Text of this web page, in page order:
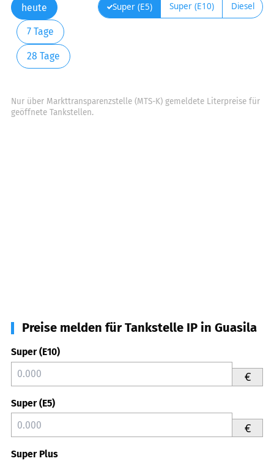
heute
7 Tage
28 Tage
Super (E5) Super (E10) Diesel
Nur über Markttransparenzstelle (MTS-K) gemeldete Literpreise für
geöffnete Tankstellen.
Preise melden für Tankstelle IP in Guasila
Super (E10)
€
Super (E5)
€
Super Plus